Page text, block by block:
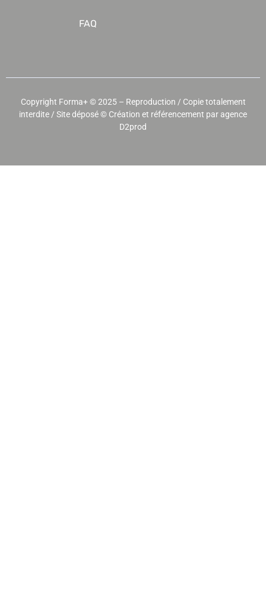
FAQ
Copyright Forma+ © 2025 – Reproduction / Copie totalement
interdite / Site déposé © Création et référencement par agence
D2prod